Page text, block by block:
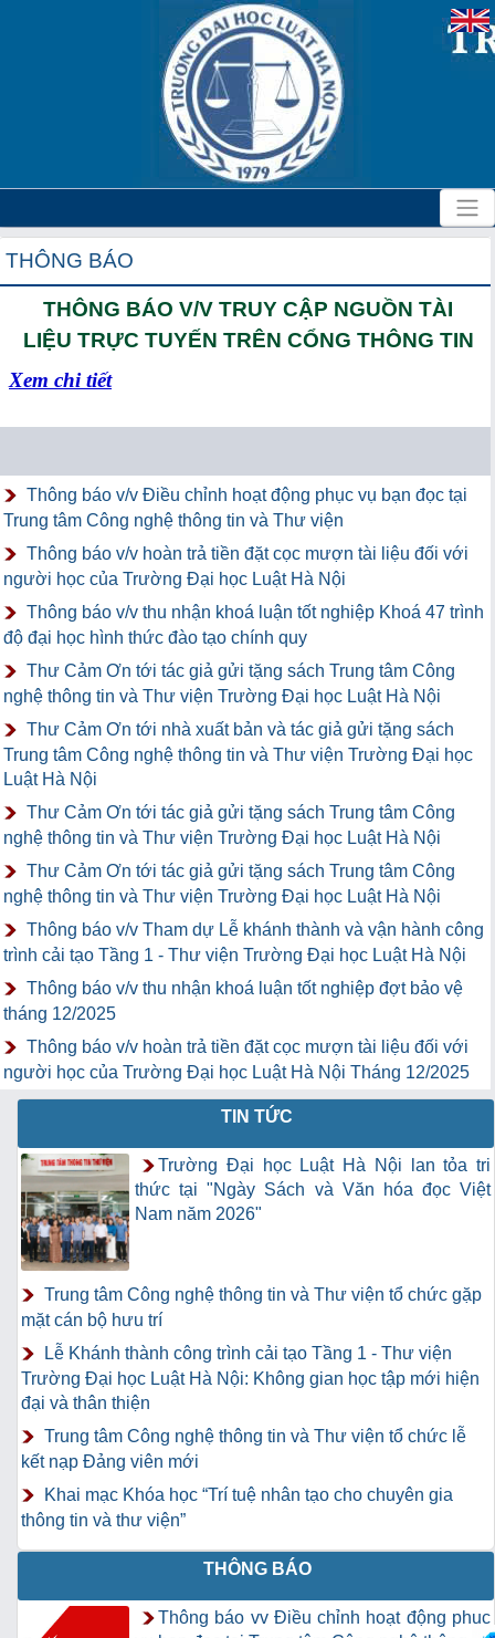
THÔNG BÁO
THÔNG BÁO V/V TRUY CẬP NGUỒN TÀI
LIỆU TRỰC TUYẾN TRÊN CỔNG THÔNG TIN
Xem chi tiết
Thông báo v/v Điều chỉnh hoạt động phục vụ bạn đọc tại
Trung tâm Công nghệ thông tin và Thư viện
Thông báo v/v hoàn trả tiền đặt cọc mượn tài liệu đối với
người học của Trường Đại học Luật Hà Nội
Thông báo v/v thu nhận khoá luận tốt nghiệp Khoá 47 trình
độ đại học hình thức đào tạo chính quy
Thư Cảm Ơn tới tác giả gửi tặng sách Trung tâm Công
nghệ thông tin và Thư viện Trường Đại học Luật Hà Nội
Thư Cảm Ơn tới nhà xuất bản và tác giả gửi tặng sách
Trung tâm Công nghệ thông tin và Thư viện Trường Đại học
Luật Hà Nội
Thư Cảm Ơn tới tác giả gửi tặng sách Trung tâm Công
nghệ thông tin và Thư viện Trường Đại học Luật Hà Nội
Thư Cảm Ơn tới tác giả gửi tặng sách Trung tâm Công
nghệ thông tin và Thư viện Trường Đại học Luật Hà Nội
Thông báo v/v Tham dự Lễ khánh thành và vận hành công
trình cải tạo Tầng 1 - Thư viện Trường Đại học Luật Hà Nội
Thông báo v/v thu nhận khoá luận tốt nghiệp đợt bảo vệ
tháng 12/2025
Thông báo v/v hoàn trả tiền đặt cọc mượn tài liệu đối với
người học của Trường Đại học Luật Hà Nội Tháng 12/2025
TIN TỨC
Trường Đại học Luật Hà Nội lan tỏa tri
thức tại "Ngày Sách và Văn hóa đọc Việt
Nam năm 2026"
Trung tâm Công nghệ thông tin và Thư viện tổ chức gặp
mặt cán bộ hưu trí
Lễ Khánh thành công trình cải tạo Tầng 1 - Thư viện
Trường Đại học Luật Hà Nội: Không gian học tập mới hiện
đại và thân thiện
Trung tâm Công nghệ thông tin và Thư viện tổ chức lễ
kết nạp Đảng viên mới
Khai mạc Khóa học “Trí tuệ nhân tạo cho chuyên gia
thông tin và thư viện”
THÔNG BÁO
Thông báo vv Điều chỉnh hoạt động phục